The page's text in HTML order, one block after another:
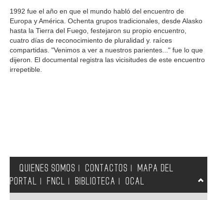
1992 fue el año en que el mundo habló del encuentro de
Europa y América. Ochenta grupos tradicionales, desde Alasko
hasta la Tierra del Fuego, festejaron su propio encuentro,
cuatro días de reconocimiento de pluralidad y. raíces
compartidas. "Venimos a ver a nuestros parientes..." fue lo que
dijeron. El documental registra las vicisitudes de este encuentro
irrepetible.
QUIENES SOMOS CONTACTOS
MAPA DEL
PORTAL
FNCL BIBLIOTECA OCAL